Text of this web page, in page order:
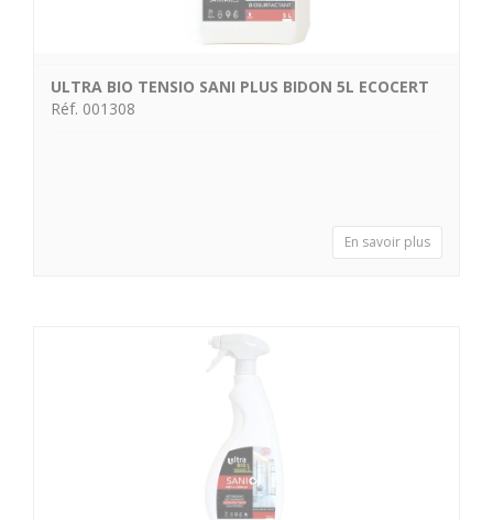
ULTRA BIO TENSIO SANI PLUS BIDON 5L ECOCERT
Réf. 001308
En savoir plus